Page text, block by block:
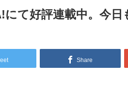
にて好評連載中。今日
Share